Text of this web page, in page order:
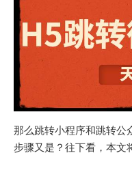
那么跳转小程序和跳转公
步骤又是？往下看，本文